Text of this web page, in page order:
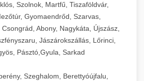
Szolnok, Martfű, Tiszaföldvár,
Gyomaendrőd, Szarvas,
Abony, Nagykáta, Újszász,
Jászárokszállás, Lőrinci,
Pásztó,Gyula, Sarkad
Szeghalom, Berettyóújfalu,